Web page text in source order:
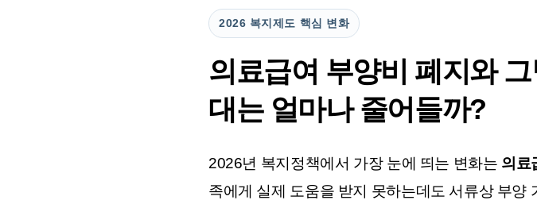
2026 복지제도 핵심 변화
의료급여 부양비 폐지와
대는 얼마나 줄어들까?
2026년 복지정책에서 가장 눈에 띄는 변화는 의료
족에게 실제 도움을 받지 못하는데도 서류상 부양